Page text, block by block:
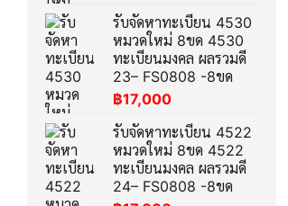
รับจัดหาทะเบียน 4530
หมวดใหม่ 8ขด 4530
ทะเบียนมงคล ผลรวมดี
23– FS0808 -8ขด
฿17,000
รับจัดหาทะเบียน 4522
หมวดใหม่ 8ขด 4522
ทะเบียนมงคล ผลรวมดี
24– FS0808 -8ขด